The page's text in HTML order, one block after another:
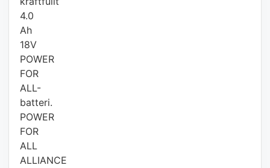
4.0
Ah
18V
POWER
FOR
ALL-
batteri.
POWER
FOR
ALL
ALLIANCE